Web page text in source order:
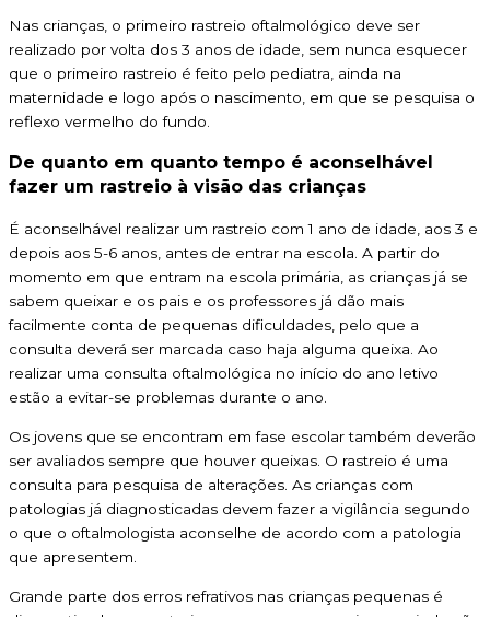
Nas crianças, o primeiro rastreio oftalmológico deve ser
realizado por volta dos 3 anos de idade, sem nunca esquecer
que o primeiro rastreio é feito pelo pediatra, ainda na
maternidade e logo após o nascimento, em que se pesquisa o
reflexo vermelho do fundo.
De quanto em quanto tempo é aconselhável
fazer um rastreio à visão das crianças
É aconselhável realizar um rastreio com 1 ano de idade, aos 3 e
depois aos 5-6 anos, antes de entrar na escola. A partir do
momento em que entram na escola primária, as crianças já se
sabem queixar e os pais e os professores já dão mais
facilmente conta de pequenas dificuldades, pelo que a
consulta deverá ser marcada caso haja alguma queixa. Ao
realizar uma consulta oftalmológica no início do ano letivo
estão a evitar-se problemas durante o ano.
Os jovens que se encontram em fase escolar também deverão
ser avaliados sempre que houver queixas. O rastreio é uma
consulta para pesquisa de alterações. As crianças com
patologias já diagnosticadas devem fazer a vigilância segundo
o que o oftalmologista aconselhe de acordo com a patologia
que apresentem.
Grande parte dos erros refrativos nas crianças pequenas é